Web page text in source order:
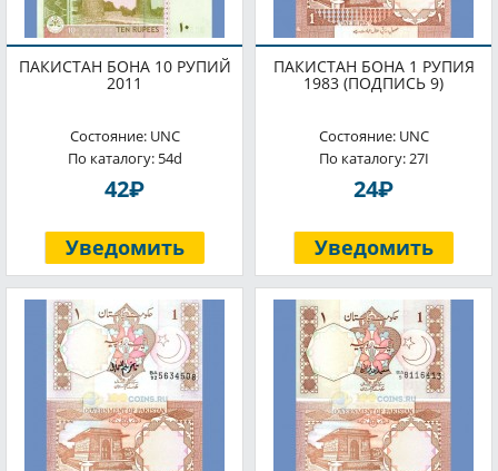
ПАКИСТАН БОНА 10 РУПИЙ
2011
Состояние: UNC
По каталогу: 54d
42P
Уведомить
ПАКИСТАН БОНА 1 РУПИЯ
1983 (ПОДПИСЬ 9)
Состояние: UNC
По каталогу: 27I
24P
Уведомить